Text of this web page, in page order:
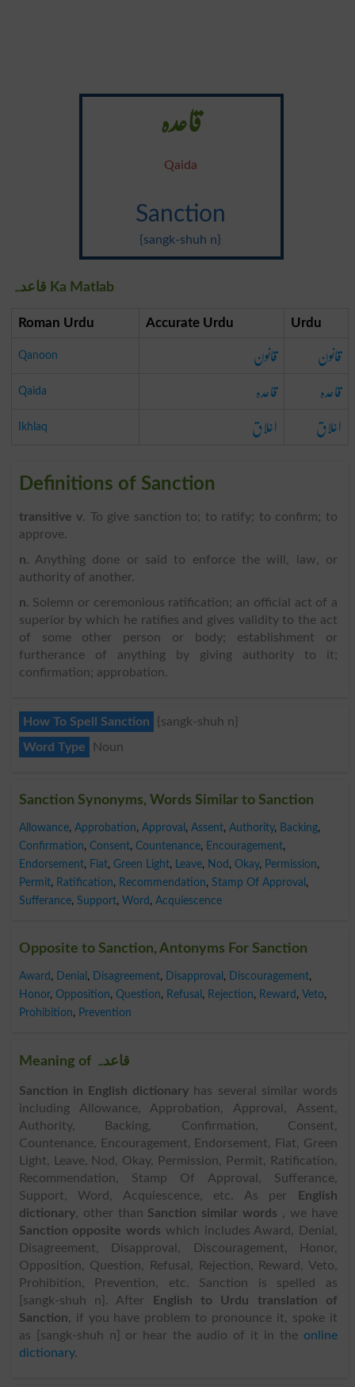
قاعدہ
Qaida
Sanction
{sangk-shuh n}
قاعدہ Ka Matlab
Roman Urdu Accurate Urdu Urdu
Qanoon قانون قانون
Qaida قاعدہ قاعدہ
Ikhlaq اخلاق اخلاق
Definitions of Sanction
transitive v. To give sanction to; to ratify; to confirm; to
approve.
n. Anything done or said to enforce the will, law, or
authority of another.
n. Solemn or ceremonious ratification; an official act of a
superior by which he ratifies and gives validity to the act
of some other person or body; establishment or
furtherance of anything by giving authority to it;
confirmation; approbation.
How To Spell Sanction
{sangk-shuh n}
Word Type
Noun
Sanction Synonyms, Words Similar to Sanction
Allowance, Approbation, Approval , Assent, Authority, Backing,
Confirmation, Consent, Countenance, Encouragement,
Endorsement, Fiat, Green Light, Leave, Nod , Okay, Permission,
Permit, Ratification, Recommendation, Stamp Of Approval ,
Sufferance, Support, Word , Acquiescence
Opposite to Sanction, Antonyms For Sanction
Award , Denial , Disagreement, Disapproval , Discouragement,
Honor, Opposition, Question, Refusal , Rejection, Reward , Veto,
Prohibition, Prevention
Meaning of قاعدہ
Sanction in English dictionary has several similar words
including Allowance, Approbation, Approval, Assent,
Authority, Backing, Confirmation, Consent,
Countenance, Encouragement, Endorsement, Fiat, Green
Light, Leave, Nod, Okay, Permission, Permit, Ratification,
Recommendation, Stamp Of Approval, Sufferance,
Support, Word, Acquiescence, etc. As per
English
dictionary, other than Sanction similar words , we have
Sanction opposite words which includes Award, Denial,
Disagreement, Disapproval, Discouragement, Honor,
Opposition, Question, Refusal, Rejection, Reward, Veto,
Prohibition, Prevention, etc. Sanction is spelled as
[sangk-shuh n]. After
English to Urdu translation of
Sanction, if you have problem to pronounce it, spoke it
as [sangk-shuh n] or hear the audio of it in the online
dictionary.